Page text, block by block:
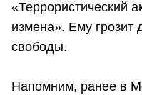
«Террористический
измена». Ему грозит
свободы.
Напомним, ранее в